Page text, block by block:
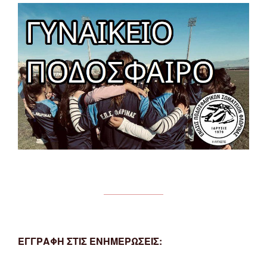
ΕΓΓΡΑΦΗ ΣΤΙΣ ΕΝΗΜΕΡΩΣΕΙΣ: